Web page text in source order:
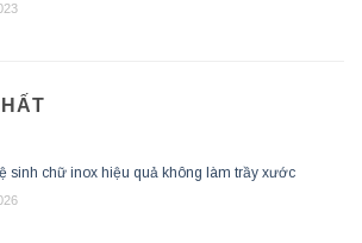
sinh chữ inox hiệu quả không làm trầy xước